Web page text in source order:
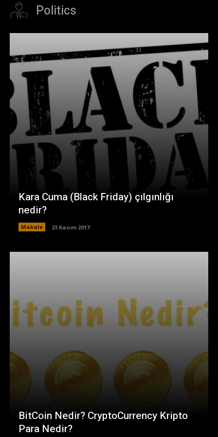
Politics
Kara Cuma (Black Friday) çılgınlığı
nedir?
Makale 23 Kasım 2017
BitCoin Nedir? CryptoCurrency Kripto
Para Nedir?